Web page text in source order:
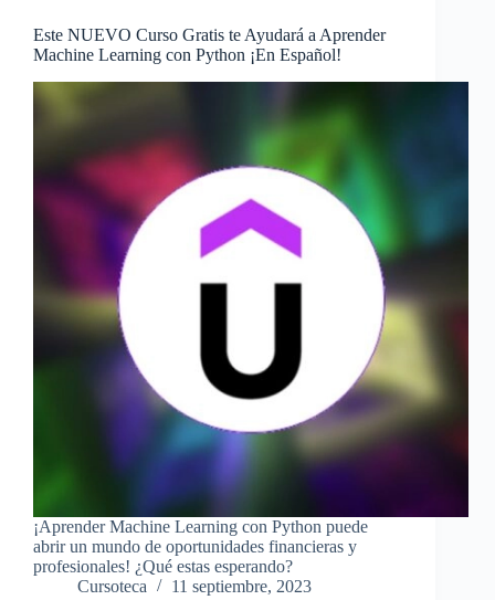
Este NUEVO Curso Gratis te Ayudará a Aprender
Machine Learning con Python ¡En Español!
¡Aprender Machine Learning con Python puede
abrir un mundo de oportunidades financieras y
profesionales! ¿Qué estas esperando?
Cursoteca
11 septiembre, 2023